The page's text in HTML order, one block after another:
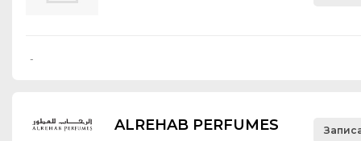
-
ALREHAB PERFUMES